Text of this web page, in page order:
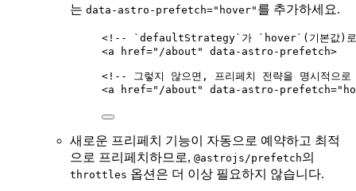
는 data-astro-prefetch="hover" 를 추가하세요.
<!-- `defaultStrategy`가 `hover`(기본값)로
<a href=" /about " data-astro-prefetch>
<!-- 그렇지 않으면, 프리페치 전략을 명시적으
<a href=" /about " data-astro-prefetch="
새로운 프리페치 기능이 자동으로 예약하고 최적
으로 프리페치하므로, @astrojs/prefetch의
throttles 옵션은 더 이상 필요하지 않습니다.